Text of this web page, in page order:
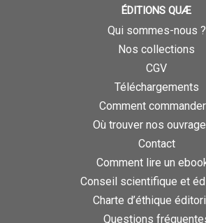
ÉDITIONS QUÆ
Qui sommes-nous ?
Nos collections
CGV
Téléchargements
Comment
Où trouver nos
Contact
Comment lire un
Conseil scientifique et
Charte d’éthique
Questions